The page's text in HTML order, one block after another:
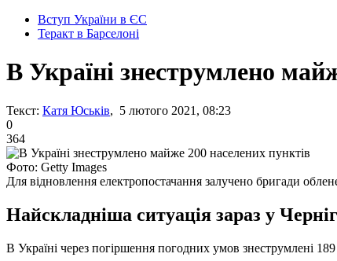
Вступ України в ЄС
Теракт в Барселоні
В Україні знеструмлено
Текст: Катя Юськів, 5 лютого 2021, 08:23
0
364
Фото: Getty Images
Для відновлення електропостачання залучено бригади
Найскладніша ситуація зараз у
В Україні через погіршення погодних умов знеструмлені